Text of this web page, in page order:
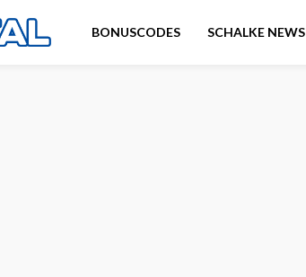
BONUSCODES SCHALKE NEWS